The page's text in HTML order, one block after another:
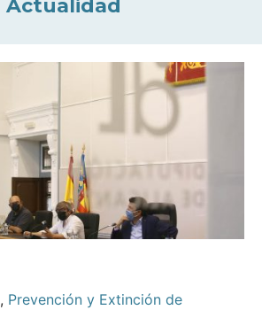
Actualidad
, Prevención y Extinción de